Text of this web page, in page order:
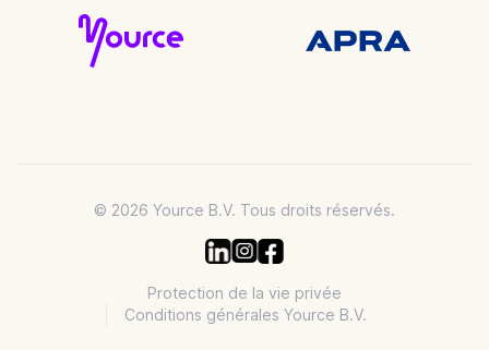
© 2026 Yource B.V. Tous droits réservés.
Protection de la vie privée
Conditions générales Yource B.V.